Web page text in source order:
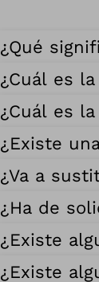
¿Qué
¿Cuál es
¿Cuál es la
¿Existe
¿Va a
¿Ha de
¿Existe
¿Existe